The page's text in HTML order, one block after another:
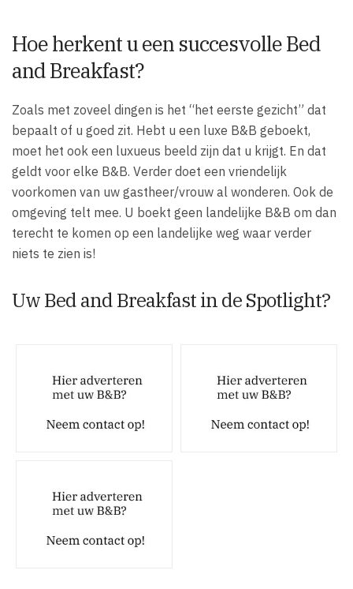
Hoe herkent u een succesvolle Bed
and Breakfast?
Zoals met zoveel dingen is het “het eerste gezicht” dat
bepaalt of u goed zit. Hebt u een luxe B&B geboekt,
moet het ook een luxueus beeld zijn dat u krijgt. En dat
geldt voor elke B&B. Verder doet een vriendelijk
voorkomen van uw gastheer/vrouw al wonderen. Ook de
omgeving telt mee. U boekt geen landelijke B&B om dan
terecht te komen op een landelijke weg waar verder
niets te zien is!
Uw Bed and Breakfast in de Spotlight?